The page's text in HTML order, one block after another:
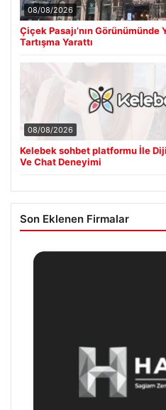
08/08/2026
Çiçek Pasajı’nın
Tartışma Yarattı
08/08/2026
Kelebek sohbet platformu İle
Ve Chat Deneyimi
Son Eklenen Firmalar